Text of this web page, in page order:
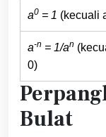
a0 = 1 (kecuali
a-n = 1/an
0)
Bulat